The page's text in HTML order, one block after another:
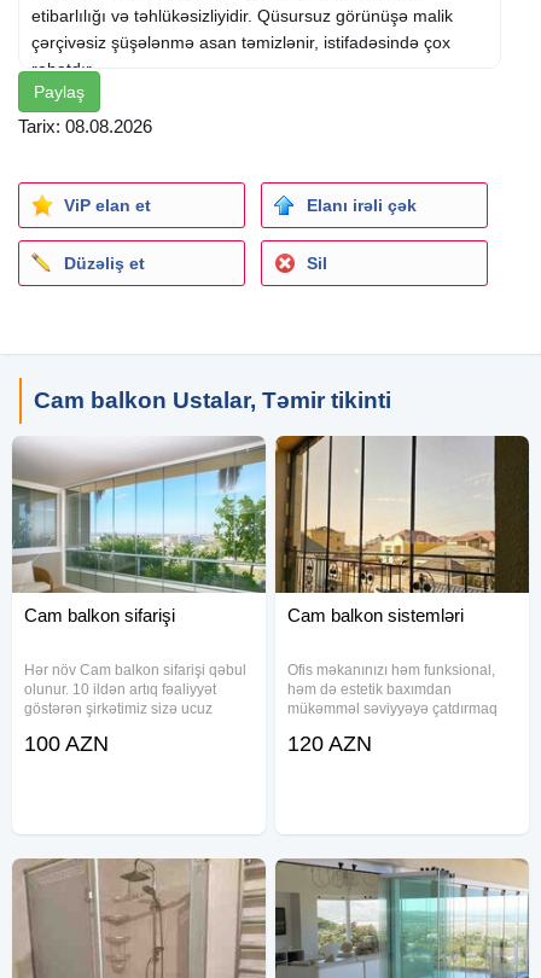
etibarlılığı və təhlükəsizliyidir. Qüsursuz görünüşə malik
çərçivəsiz şüşələnmə asan təmizlənir, istifadəsində çox
rahatdır.
Cam balkon
var.
Yüksək keyfiyyətli materiallardan istifadə edərək cam
balkon möhtəşəm görünüşü ilə Sizə uzun illər xidmət
edəcək
Paylaş
Tarix: 08.08.2026
ViP elan et Elanı irəli çək
Düzəliş et Sil
Cam balkon Ustalar, Təmir tikinti
Cam balkon sifarişi
Hər növ Cam balkon sifarişi qəbul
olunur. 10 ildən artıq fəaliyyət
göstərən şirkətimiz sizə ucuz
cambalkon təklif edir. İNDİ Zəng
100 AZN
Cam balkon sistemləri
Ofis məkanınızı həm funksional,
həm də estetik baxımdan
mükəmməl səviyyəyə çatdırmaq
sizlərimiz möhtəşəm seçimdir.
120 AZN